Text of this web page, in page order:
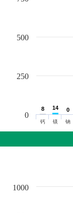
8
8 14
14 0
0
钙 镁 钠
0
250
500
1000